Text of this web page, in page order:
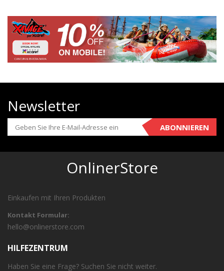
Newsletter
ABONNIEREN
OnlinerStore
Einkaufen mit Ihren Produkten
Kontakt Formular:
hello@onlinerstore.com
HILFEZENTRUM
Haben Sie eine Frage? Suchen Sie nicht weiter.